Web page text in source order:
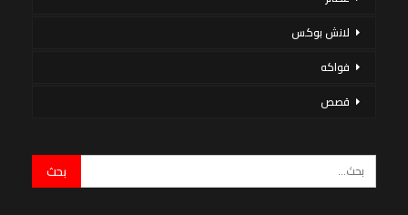
لانش بوكس
فواكه
قصص